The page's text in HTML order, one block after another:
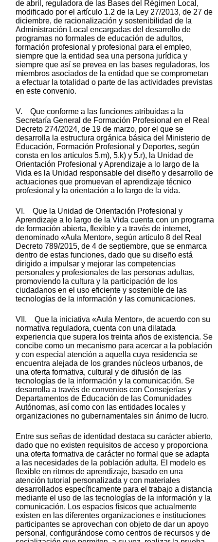
de abril, reguladora de las Bases del Régimen Local,
modificado por el artículo 1.2 de la Ley 27/2013, de 27 de
diciembre, de racionalización y sostenibilidad de la
Administración Local encargadas del desarrollo de
programas no formales de educación de adultos,
formación profesional y profesional para el empleo,
siempre que la entidad sea una persona jurídica y
siempre que así se prevea en las bases reguladoras, los
miembros asociados de la entidad que se comprometan
a efectuar la totalidad o parte de las actividades previstas
en este convenio.
V. Que conforme a las funciones atribuidas a la
Secretaría General de Formación Profesional en el Real
Decreto 274/2024, de 19 de marzo, por el que se
desarrolla la estructura orgánica básica del Ministerio de
Educación, Formación Profesional y Deportes, según
consta en los artículos 5.m), 5.k) y 5.r), la Unidad de
Orientación Profesional y Aprendizaje a lo largo de la
Vida es la Unidad responsable del diseño y desarrollo de
actuaciones que promuevan el aprendizaje técnico
profesional y la orientación a lo largo de la vida.
VI. Que la Unidad de Orientación Profesional y
Aprendizaje a lo largo de la Vida cuenta con un programa
de formación abierta, flexible y a través de internet,
denominado «Aula Mentor», según artículo 8 del Real
Decreto 789/2015, de 4 de septiembre, que se enmarca
dentro de estas funciones, dado que su diseño está
dirigido a impulsar y mejorar las competencias
personales y profesionales de las personas adultas,
promoviendo la cultura y la participación de los
ciudadanos en el uso eficiente y sostenible de las
tecnologías de la información y las comunicaciones.
VII. Que la iniciativa «Aula Mentor», de acuerdo con su
normativa reguladora, cuenta con una dilatada
experiencia que supera los treinta años de existencia. Se
concibe como un mecanismo para acercar a la población
y con especial atención a aquella cuya residencia se
encuentra alejada de los grandes núcleos urbanos, de
una oferta formativa, cultural y de difusión de las
tecnologías de la información y la comunicación. Se
desarrolla a través de convenios con Consejerías y
Departamentos de Educación de las Comunidades
Autónomas, así como con las entidades locales y
organizaciones no gubernamentales sin ánimo de lucro.
Entre sus señas de identidad destaca su carácter abierto,
dado que no existen requisitos de acceso y proporciona
una oferta formativa de carácter no formal que se adapta
a las necesidades de la población adulta. El modelo es
flexible en ritmos de aprendizaje, basado en una
atención tutorial personalizada y con materiales
desarrollados específicamente para el trabajo a distancia
mediante el uso de las tecnologías de la información y la
comunicación. Los espacios físicos que actualmente
existen en las diferentes organizaciones e instituciones
participantes se aprovechan con objeto de dar un apoyo
personal, configurándose como centros de recursos y de